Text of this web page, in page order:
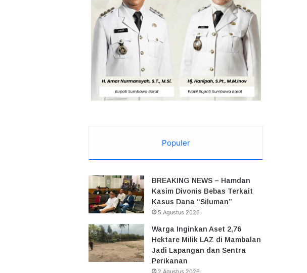
Populer
BREAKING NEWS – Hamdan
Kasim Divonis Bebas Terkait
Kasus Dana “Siluman”
5 Agustus 2026
Warga Inginkan Aset 2,76
Hektare Milik LAZ di Mambalan
Jadi Lapangan dan Sentra
Perikanan
2 Agustus 2026